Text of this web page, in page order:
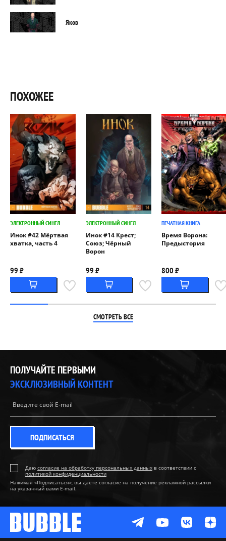
Яков
ПОХОЖЕЕ
ЭЛЕКТРОННЫЙ СИНГЛ
Инок #42 Мёртвая
хватка, часть 4
99 ₽
ЭЛЕКТРОННЫЙ СИНГЛ
Инок #14 Крест;
Союз; Чёрный
Ворон
99 ₽
ПЕЧАТНАЯ КНИГА
Время Ворона:
Предыстория
800 ₽
СМОТРЕТЬ ВСЕ
ПОЛУЧАЙТЕ ПЕРВЫМИ
ЭКСКЛЮЗИВНЫЙ КОНТЕНТ
ПОДПИСАТЬСЯ
Даю согласие на обработку персональных данных в соответствии с
политикой конфиденциальности
Нажимая «Подписаться», вы даете согласие на получение рекламной рассылки
на указанный вами E-mail.